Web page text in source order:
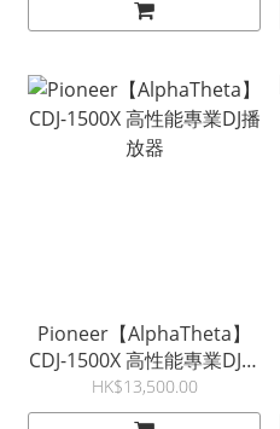
Pioneer【AlphaTheta】
CDJ-1500X 高性能專業DJ播
放器
HK$13,500.00